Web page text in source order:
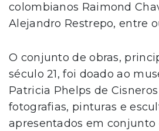
colombianos Raimond
Alejandro Restrepo, entre
O conjunto de obras,
século 21, foi doado ao
Patricia Phelps de
fotografias, pinturas e
apresentados em conjunto